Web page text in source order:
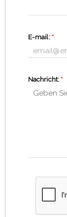
E-mail: *
Nachricht: *